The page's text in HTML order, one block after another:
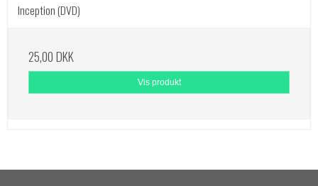
Inception (DVD)
25,00 DKK
Vis produkt